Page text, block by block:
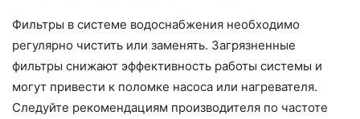
Фильтры в системе водоснабжения необходимо
регулярно чистить или заменять. Загрязненные
фильтры снижают эффективность работы системы и
могут привести к поломке насоса или нагревателя.
Следуйте рекомендациям производителя по частоте